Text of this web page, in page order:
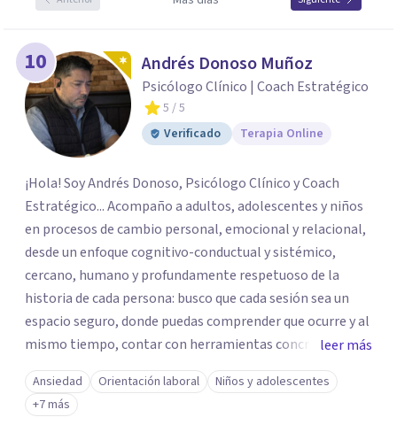
10 Andrés Donoso Muñoz
Psicólogo Clínico | Coach Estratégico
5 / 5
Verificado
Terapia Online
¡Hola! Soy Andrés Donoso, Psicólogo Clínico y Coach
Estratégico... Acompaño a adultos, adolescentes y niños
en procesos de cambio personal, emocional y relacional,
desde un enfoque cognitivo-conductual y sistémico,
cercano, humano y profundamente respetuoso de la
historia de cada persona: busco que cada sesión sea un
espacio seguro, donde puedas comprender que ocurre y al
mismo tiempo, contar con herramientas concretar para
avanzar... Creo profundamente en la resiliencia y en la
capacidad que todos tenemos de crecer incluso en
momentos difíciles Si quieres comenzar tu proceso de
leer más
Ansiedad Orientación laboral
Niños y adolescentes
+7 más